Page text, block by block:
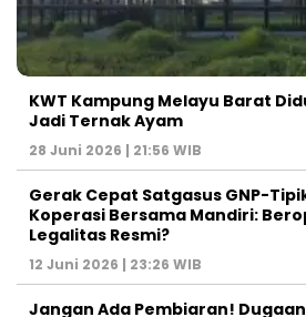
KWT Kampung Melayu Barat
Jadi Ternak Ayam
28 Juni 2026 | 21:56 WIB
Gerak Cepat Satgasus GNP-
Koperasi Bersama Mandiri:
Legalitas Resmi?
12 Juni 2026 | 23:26 WIB
Jangan Ada Pembiaran!